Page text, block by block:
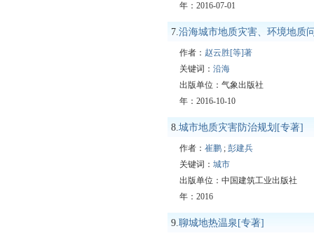
年：2016-07-01
7.沿海城市地质灾害、环境地质
作者： 赵云胜[等]著
关键词： 沿海
出版单位：气象出版社
年：2016-10-10
8.城市地质灾害防治规划[专著]
作者： 崔鹏 ; 彭建兵
关键词： 城市
出版单位：中国建筑工业出版社
年：2016
9.聊城地热温泉[专著]